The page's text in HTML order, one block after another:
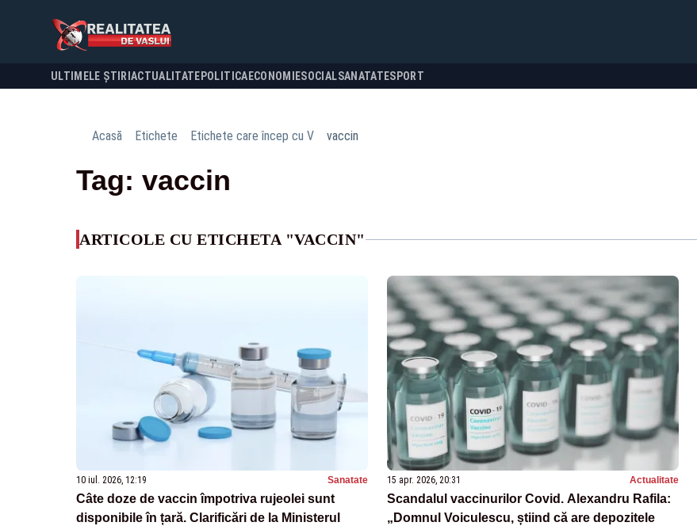
ULTIMELE ȘTIRI ACTUALITATE POLITICA ECONOMIESOCIALSANATATESPORT
Acasă Etichete Etichete care încep cu V vaccin
Tag: vaccin
ARTICOLE CU ETICHETA "VACCIN"
10 iul. 2026, 12:19 Sanatate
Câte doze de vaccin împotriva rujeolei sunt
disponibile în țară. Clarificări de la Ministerul
15 apr. 2026, 20:31 Actualitate
Scandalul vaccinurilor Covid. Alexandru Rafila:
„Domnul Voiculescu, știind că are depozitele